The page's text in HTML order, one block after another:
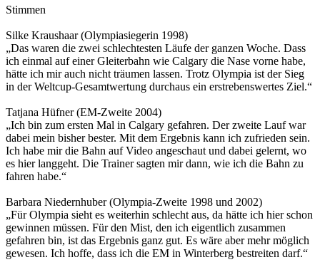
Stimmen
Silke Kraushaar (Olympiasiegerin 1998)
„Das waren die zwei schlechtesten Läufe der ganzen Woche. Dass
ich einmal auf einer Gleiterbahn wie Calgary die Nase vorne habe,
hätte ich mir auch nicht träumen lassen. Trotz Olympia ist der Sieg
in der Weltcup-Gesamtwertung durchaus ein erstrebenswertes Ziel.“
Tatjana Hüfner (EM-Zweite 2004)
„Ich bin zum ersten Mal in Calgary gefahren. Der zweite Lauf war
dabei mein bisher bester. Mit dem Ergebnis kann ich zufrieden sein.
Ich habe mir die Bahn auf Video angeschaut und dabei gelernt, wo
es hier langgeht. Die Trainer sagten mir dann, wie ich die Bahn zu
fahren habe.“
Barbara Niedernhuber (Olympia-Zweite 1998 und 2002)
„Für Olympia sieht es weiterhin schlecht aus, da hätte ich hier schon
gewinnen müssen. Für den Mist, den ich eigentlich zusammen
gefahren bin, ist das Ergebnis ganz gut. Es wäre aber mehr möglich
gewesen. Ich hoffe, dass ich die EM in Winterberg bestreiten darf.“